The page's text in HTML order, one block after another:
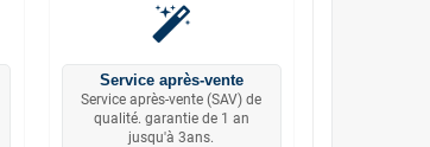
Service après-vente
Service après-vente (SAV) de
qualité. garantie de 1 an
jusqu'à 3ans.